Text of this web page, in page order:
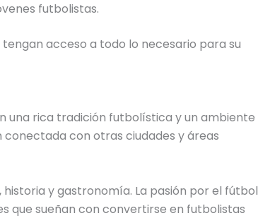
futbolistas.
acceso a todo lo necesario para su
una rica tradición futbolística y un ambiente
con otras ciudades y áreas
y gastronomía. La pasión por el fútbol
que sueñan con convertirse en futbolistas